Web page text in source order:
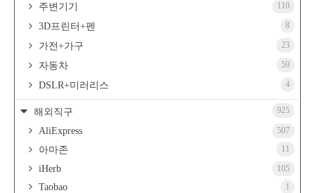
주변기기 110
3D프린터+펜 8
가전+가구 23
자동차 59
DSLR+미러리스 4
해외직구 925
AliExpress 507
아마존 11
iHerb 105
Taobao 1